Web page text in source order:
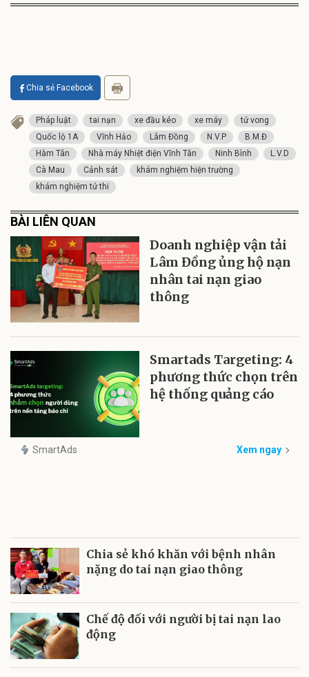
Chia sẻ Facebook
Pháp luật tai nạn xe đầu kéo xe máy
tử vong
Quốc lộ 1A
Vĩnh Hảo Lâm Đồng N.V.P
B.M.Đ
Hàm Tân
Nhà máy Nhiệt điện Vĩnh Tân Ninh Bình
L.V.D
Cà Mau
Cảnh sát
khám nghiệm hiện trường
khám nghiệm tử thi
BÀI LIÊN QUAN
​Doanh nghiệp vận tải
Lâm Đồng ủng hộ nạn
nhân tai nạn giao
thông
Smartads Targeting: 4
phương thức chọn trên
hệ thống quảng cáo
SmartAds Xem ngay
Chia sẻ khó khăn với bệnh nhân
nặng do tai nạn giao thông
Chế độ đối với người bị tai nạn lao
động